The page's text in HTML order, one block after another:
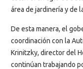
área de jardinería y de
De esta manera, el
coordinación con la
Krinitzky, director del
continúan trabajando